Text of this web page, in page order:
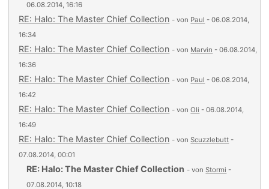
06.08.2014, 16:16
RE: Halo: The Master Chief Collection - von Paul - 06.08.2014,
16:34
RE: Halo: The Master Chief Collection - von Marvin - 06.08.2014,
16:36
RE: Halo: The Master Chief Collection - von Paul - 06.08.2014,
16:42
RE: Halo: The Master Chief Collection - vonOli - 06.08.2014,
16:49
RE: Halo: The Master Chief Collection - vonScuzzlebutt -
07.08.2014, 00:01
RE: Halo: The Master Chief Collection - vonStormi -
07.08.2014, 10:18